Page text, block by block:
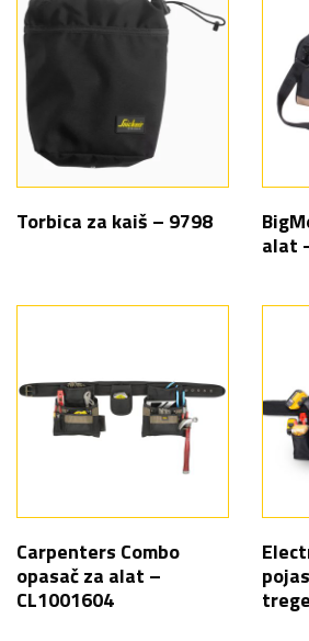
Torbica za kaiš – 9798
alat
Carpenters Combo
opasač za alat –
CL1001604